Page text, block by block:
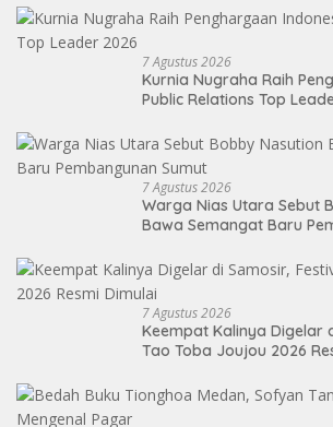
7 Agustus 2026
Kurnia Nugraha Raih
Public Relations Top
7 Agustus 2026
Warga Nias Utara Sebut
Bawa Semangat Baru
7 Agustus 2026
Keempat Kalinya Digelar
Tao Toba Joujou 2026